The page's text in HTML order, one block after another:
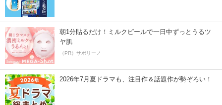
朝1分貼るだけ！ミルクピールで一日中ずっとうるツ
ヤ肌
（PR）サボリーノ
2026年7月夏ドラマも、注目作＆話題作が勢ぞろい！